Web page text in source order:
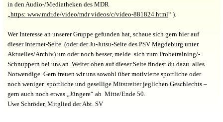
in den Audio-/Mediatheken des MDR
„https: www.mdr.de/video/mdr videos/c/video-881824.html“ ).
Wer Interesse an unserer Gruppe gefunden hat, schaue sich gern hier auf
dieser Internet-Seite (oder der Ju-Jutsu-Seite des PSV Magdeburg unter
Aktuelles/Archiv) um oder noch besser, melde sich zum Probetraining/-
Schnuppern bei uns an. Weiter oben auf dieser Seite findest du dazu alles
Notwendige. Gern freuen wir uns sowohl über motivierte sportliche oder
noch weniger sportliche und gesellige Mitstreiter jeglichen Geschlechts –
gern auch noch etwas „Jüngere“ ab Mitte/Ende 50.
Uwe Schröder, Mitglied der Abt. SV